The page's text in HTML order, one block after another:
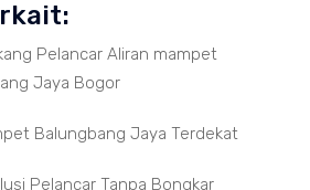
Pelancar Aliran mampet
Jaya Bogor
Balungbang Jaya Terdekat
Pelancar Tanpa Bongkar